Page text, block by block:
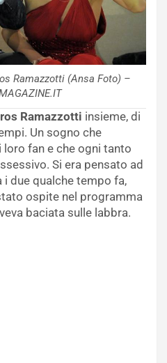
Ramazzotti (Ansa Foto) –
Ramazzotti insieme, di
Un sogno che
fan e che ogni tanto
Si era pensato ad
i due qualche tempo fa,
ospite nel programma
baciata sulle labbra.